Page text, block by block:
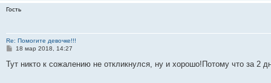
и
е
Гость
Re: Помогите девочке!!!
С
о
18 мар 2018, 14:27
Тут никто к сожалению не откликнулся, ну и хорошо!Потому что за 2